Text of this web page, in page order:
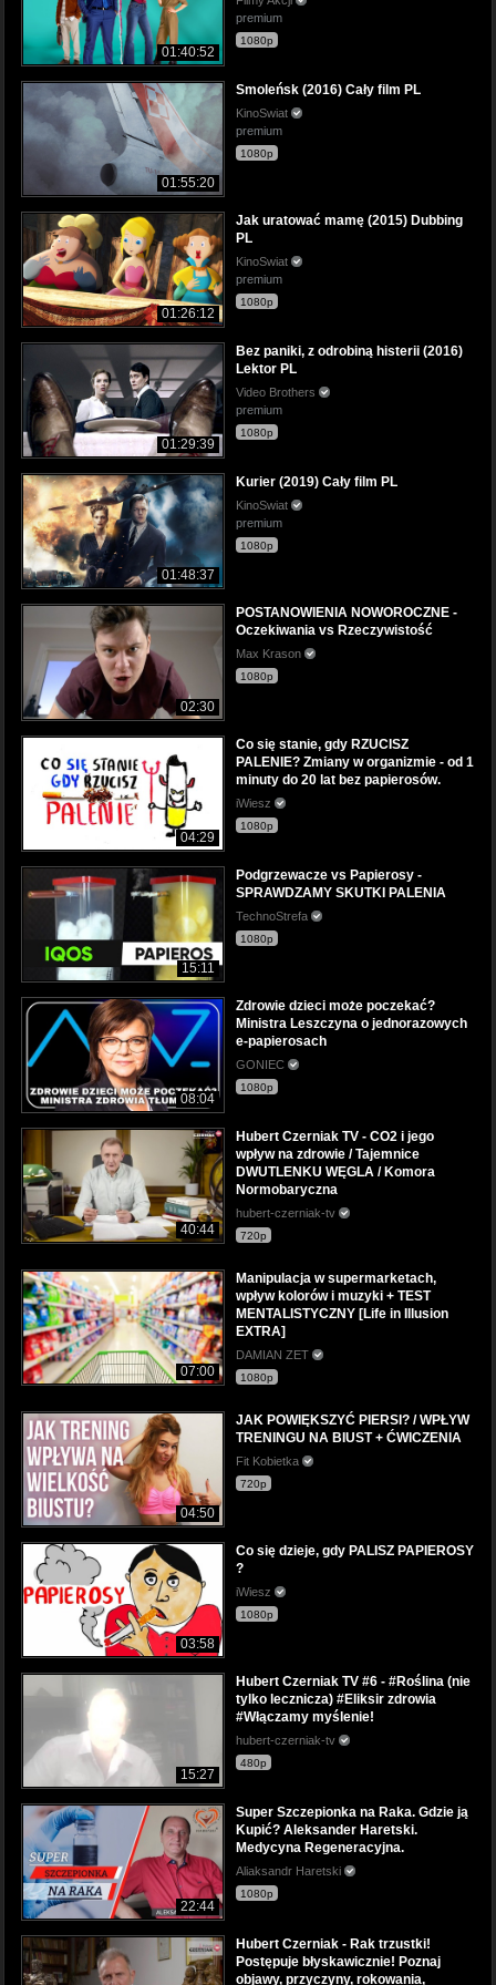
01:40:52
premium
1080p
01:55:20
Smoleńsk (2016) Cały film PL
KinoSwiat
premium
1080p
01:26:12
Jak uratować mamę (2015) Dubbing
PL
KinoSwiat
premium
1080p
01:29:39
Bez paniki, z odrobiną histerii (2016)
Lektor PL
Video Brothers
premium
1080p
01:48:37
Kurier (2019) Cały film PL
KinoSwiat
premium
1080p
02:30
POSTANOWIENIA NOWOROCZNE -
Oczekiwania vs Rzeczywistość
Max Krason
1080p
04:29
Co się stanie, gdy RZUCISZ
PALENIE? Zmiany w organizmie - od 1
minuty do 20 lat bez papierosów.
iWiesz
1080p
15:11
Podgrzewacze vs Papierosy -
SPRAWDZAMY SKUTKI PALENIA
TechnoStrefa
1080p
08:04
Zdrowie dzieci może poczekać?
Ministra Leszczyna o jednorazowych
e-papierosach
GONIEC
1080p
40:44
Hubert Czerniak TV - CO2 i jego
wpływ na zdrowie / Tajemnice
DWUTLENKU WĘGLA / Komora
Normobaryczna
hubert-czerniak-tv
720p
07:00
Manipulacja w supermarketach,
wpływ kolorów i muzyki + TEST
MENTALISTYCZNY [Life in Illusion
EXTRA]
DAMIAN ZET
1080p
04:50
JAK POWIĘKSZYĆ PIERSI? / WPŁYW
TRENINGU NA BIUST + ĆWICZENIA
Fit Kobietka
720p
03:58
Co się dzieje, gdy PALISZ PAPIEROSY
?
iWiesz
1080p
15:27
Hubert Czerniak TV #6 - #Roślina (nie
tylko lecznicza) #Eliksir zdrowia
#Włączamy myślenie!
hubert-czerniak-tv
480p
22:44
Super Szczepionka na Raka. Gdzie ją
Kupić? Aleksander Haretski.
Medycyna Regeneracyjna.
Aliaksandr Haretski
1080p
Hubert Czerniak - Rak trzustki!
Postępuje błyskawicznie! Poznaj
objawy, przyczyny, rokowania,